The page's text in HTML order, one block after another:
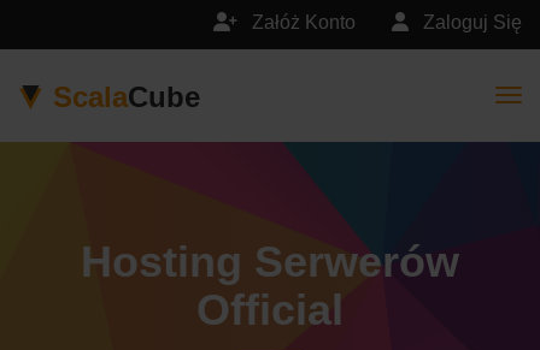
Zaloguj Się
Załóż Konto
ScalaCube
Hosting Serwerów
Official